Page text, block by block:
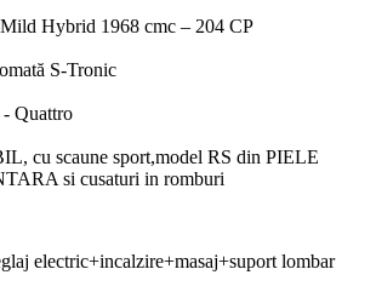
Hybrid 1968 cmc – 204 CP
S-Tronic
Quattro
cu scaune sport,model RS din PIELE
si cusaturi in romburi
electric+incalzire+masaj+suport lombar